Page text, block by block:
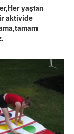
yaştan
aktivide